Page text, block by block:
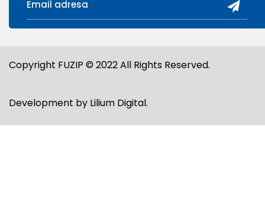
Copyright FUZIP © 2022 All Rights Reserved.
Development by Lilium Digital.